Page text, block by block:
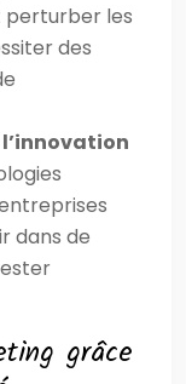
perturber les
des
dans de
grâce